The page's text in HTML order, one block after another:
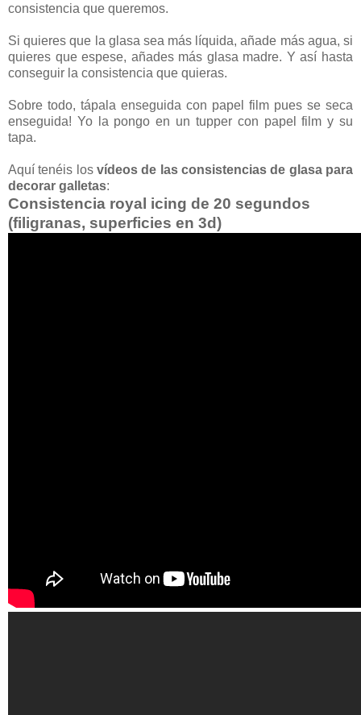
consistencia que queremos.
Si quieres que la glasa sea más líquida, añade más agua, si
quieres que espese, añades más glasa madre. Y así hasta
conseguir la consistencia que quieras.
Sobre todo, tápala enseguida con papel film pues se seca
enseguida! Yo la pongo en un tupper con papel film y su
tapa.
Aquí tenéis los vídeos de las consistencias de glasa para
decorar galletas:
Consistencia royal icing de 20 segundos
(filigranas, superficies en 3d)